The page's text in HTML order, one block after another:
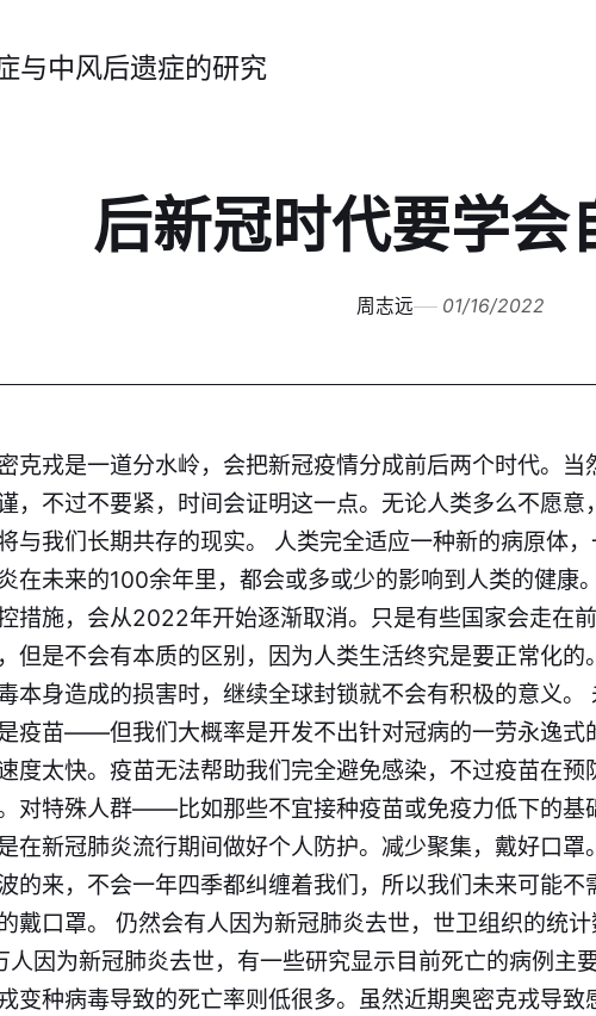
中风后遗症的研究
后新冠时代要学会
周志远 01/16/2022
克戎是一道分水岭，会把新冠疫情分成前后两个时代。当
，不过不要紧，时间会证明这一点。无论人类多么不愿
与我们长期共存的现实。 人类完全适应一种新的病原体
在未来的100余年里，都会或多或少的影响到人类的健康
措施，会从2022年开始逐渐取消。只是有些国家会走在
但是不会有本质的区别，因为人类生活终究是要正常化
本身造成的损害时，继续全球封锁就不会有积极的意义
疫苗——但我们大概率是开发不出针对冠病的一劳永逸式
度太快。疫苗无法帮助我们完全避免感染，不过疫苗在
对特殊人群——比如那些不宜接种疫苗或免疫力低下的基
在新冠肺炎流行期间做好个人防护。减少聚集，戴好口罩
的来，不会一年四季都纠缠着我们，所以我们未来可能
戴口罩。 仍然会有人因为新冠肺炎去世，世卫组织的统
人因为新冠肺炎去世，有一些研究显示目前死亡的病例主
变种病毒导致的死亡率则低很多。虽然近期奥密克戎导